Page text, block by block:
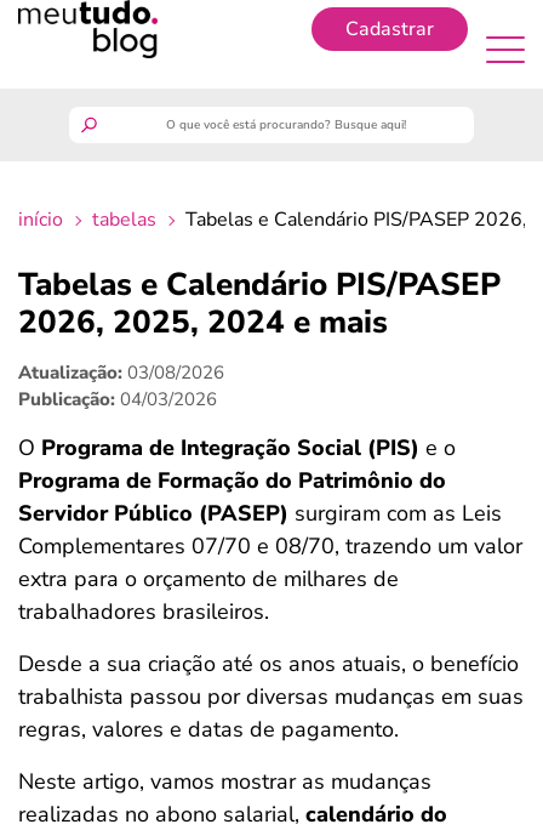
Cadastrar
finanças
benefícios
crédito fácil
últimas notícias
ferramentas
início tabelas Tabelas e Calendário PIS/PASEP
Tabelas e Calendário PIS/PASEP
2026, 2025, 2024 e mais
Atualização: 03/08/2026
Publicação: 04/03/2026
O Programa de Integração Social (PIS) e o
Programa de Formação do Patrimônio do
Servidor Público (PASEP) surgiram com as Leis
Complementares 07/70 e 08/70, trazendo um valor
extra para o orçamento de milhares de
trabalhadores brasileiros.
Desde a sua criação até os anos atuais, o benefício
trabalhista passou por diversas mudanças em suas
regras, valores e datas de pagamento.
Neste artigo, vamos mostrar as mudanças
realizadas no abono salarial, calendário do